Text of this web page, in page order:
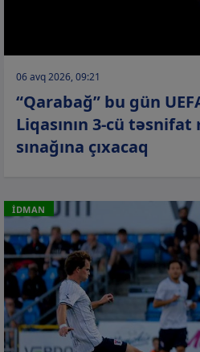
06 avq 2026, 09:21
“Qarabağ” bu gün
Liqasının 3-cü
sınağına çıxacaq
İDMAN